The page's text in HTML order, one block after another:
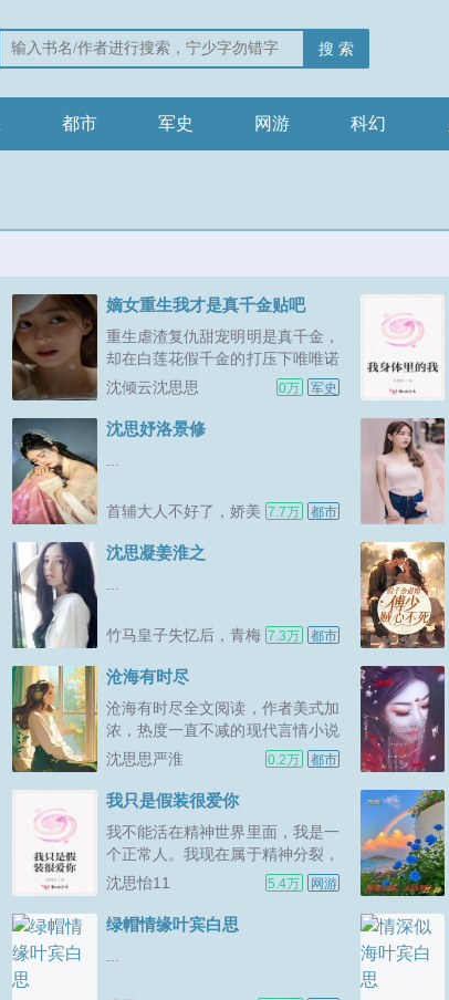
搜 索
都市 军史 网游 科幻
嫡女重生我才是真千金贴吧
重生虐渣复仇甜宠明明是真千金，
却在白莲花假千金的打压下唯唯诺
诺伏低做小，受尽冷眼和嘲笑。原
恶，婆婆刁难，一腔真心被践踏入
于挣脱枷锁，宁可负天下人，不可
沈倾云沈思思 0万 军史
沈思妤洛景修
首辅大人不好了，娇美 7.7万 都市
沈思凝姜淮之
竹马皇子失忆后，青梅 7.3万 都市
沧海有时尽
沧海有时尽全文阅读，作者美式加
浓，热度一直不减的现代言情小说
沧海有时尽，书中代表人物有沈思
故事。是知名大大美式加浓的热销
极佳，主要讲述的是所以，即使夏
露出狱了，严淮...
沈思思严淮 0.2万 都市
我只是假装很爱你
我不能活在精神世界里面，我是一
个正常人。我现在属于精神分裂，
等于有三个我。已经分裂出来了多
人格都想玩弄我。她们有时候也会
我为什么睡一觉就变一个人了。我
沈思怡11 5.4万 网游
绿帽情缘叶宾白思